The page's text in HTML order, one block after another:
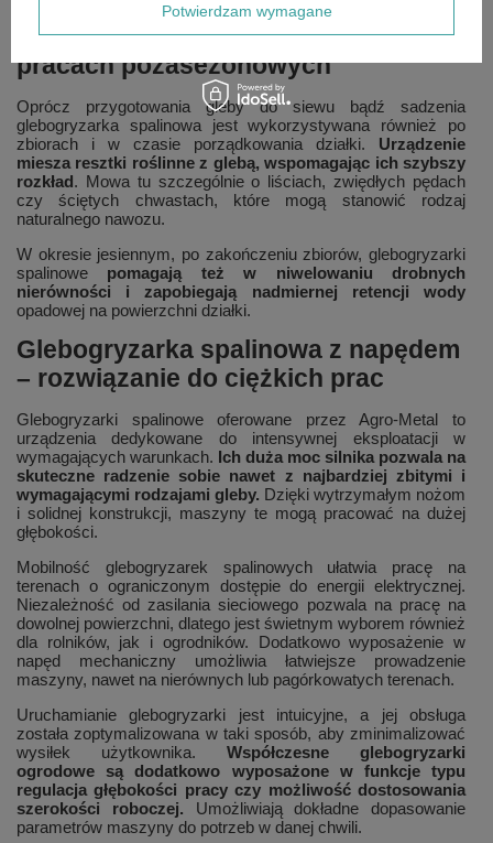
Glebogryzarka spalinowa przy
pracach pozasezonowych
Oprócz przygotowania gleby do siewu bądź sadzenia
glebogryzarka spalinowa jest wykorzystywana również po
zbiorach i w czasie porządkowania działki. Urządzenie
miesza resztki roślinne z glebą, wspomagając ich szybszy
rozkład. Mowa tu szczególnie o liściach, zwiędłych pędach
czy ściętych chwastach, które mogą stanowić rodzaj
naturalnego nawozu.
W okresie jesiennym, po zakończeniu zbiorów, glebogryzarki
spalinowe pomagają też w niwelowaniu drobnych
nierówności i zapobiegają nadmiernej retencji wody
opadowej na powierzchni działki.
Glebogryzarka spalinowa z napędem
– rozwiązanie do ciężkich prac
Glebogryzarki spalinowe oferowane przez Agro-Metal to
urządzenia dedykowane do intensywnej eksploatacji w
wymagających warunkach. Ich duża moc silnika pozwala na
skuteczne radzenie sobie nawet z najbardziej zbitymi i
wymagającymi rodzajami gleby. Dzięki wytrzymałym nożom
i solidnej konstrukcji, maszyny te mogą pracować na dużej
głębokości.
Mobilność glebogryzarek spalinowych ułatwia pracę na
terenach o ograniczonym dostępie do energii elektrycznej.
Niezależność od zasilania sieciowego pozwala na pracę na
dowolnej powierzchni, dlatego jest świetnym wyborem również
dla rolników, jak i ogrodników. Dodatkowo wyposażenie w
napęd mechaniczny umożliwia łatwiejsze prowadzenie
maszyny, nawet na nierównych lub pagórkowatych terenach.
Uruchamianie glebogryzarki jest intuicyjne, a jej obsługa
została zoptymalizowana w taki sposób, aby zminimalizować
wysiłek użytkownika. Współczesne glebogryzarki
ogrodowe są dodatkowo wyposażone w funkcje typu
regulacja głębokości pracy czy możliwość dostosowania
szerokości roboczej. Umożliwiają dokładne dopasowanie
parametrów maszyny do potrzeb w danej chwili.
Potwierdzam wymagane